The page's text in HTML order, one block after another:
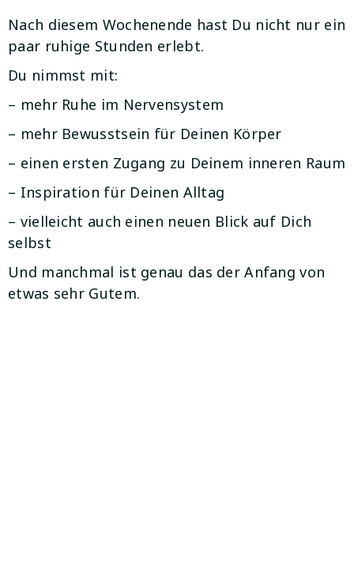
Nach diesem Wochenende hast Du nicht nur ein
paar ruhige Stunden erlebt.
Du nimmst mit:
– mehr Ruhe im Nervensystem
– mehr Bewusstsein für Deinen Körper
– einen ersten Zugang zu Deinem inneren Raum
– Inspiration für Deinen Alltag
– vielleicht auch einen neuen Blick auf Dich
selbst
Und manchmal ist genau das der Anfang von
etwas sehr Gutem.